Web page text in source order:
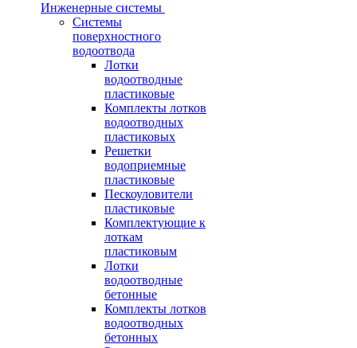
Инженерные системы
Системы
поверхностного
водоотвода
Лотки
водоотводные
пластиковые
Комплекты лотков
водоотводных
пластиковых
Решетки
водоприемные
пластиковые
Пескоуловители
пластиковые
Комплектующие к
лоткам
пластиковым
Лотки
водоотводные
бетонные
Комплекты лотков
водоотводных
бетонных